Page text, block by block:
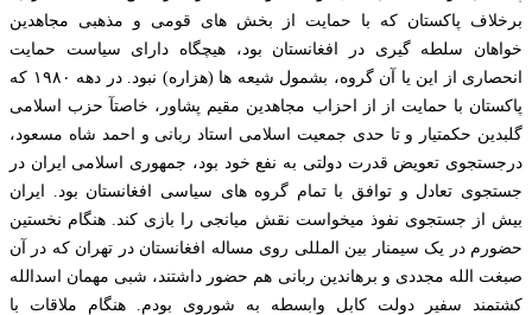
برخلاف پاکستان که با حمایت از بخش های قومی و مذهبی مجاهدین
خواهان سلطه گیری در افغانستان بود، هیچگاه دارای سیاست حمایت
انحصاری از این یا آن گروه، بشمول شیعه ها (هزاره) نبود. در دهه ۱۹۸۰ که
پاکستان با حمایت از از احزاب مجاهدین مقیم پشاور، خاصتآ حزب اسلامی
گلبدین حکمتیار و تا حدی جمعیت اسلامی استاد ربانی و احمد شاه مسعود،
درجستجوی تعویض قدرت دولتی به نفع خود بود، جمهوری اسلامی ایران در
جستجوی تعادل و توافق با تمام گروه های سیاسی افغانستان بود. ایران
بیش از جستجوی نفوذ میخواست نقش میانجی را بازی کند. هنگام نخستین
حضورم در یک سیمنار بین المللی روی مساله افغانستان در تهران که در آن
صبغت الله مجددی و برهاندین ربانی هم حضور داشتند، شبی مهمان اسدالله
کشتمند سفیر دولت کابل وابسطه به شوروی بودم. هنگام ملاقات با